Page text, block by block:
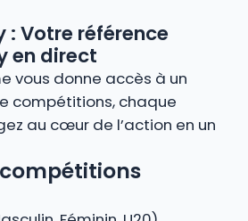
: Votre référence
en direct
vous donne accès à un
compétitions, chaque
au cœur de l’action en un